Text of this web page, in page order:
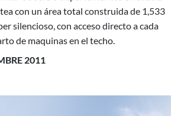
con un área total construida de 1,533
silencioso, con acceso directo a cada
de maquinas en el techo.
2011